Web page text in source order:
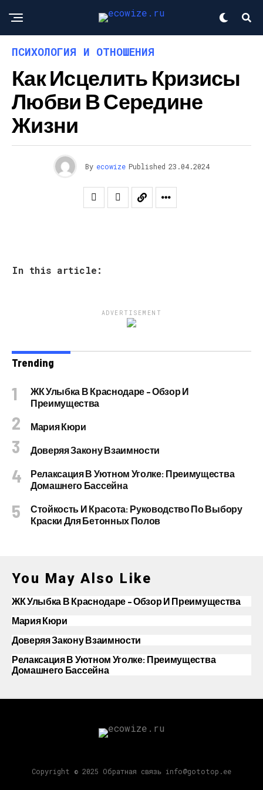
ПСИХОЛОГИЯ И ОТНОШЕНИЯ
Как Исцелить Кризисы
Любви В Середине
Жизни
By ecowize Published 23.04.2024
In this article:
ADVERTISEMENT
Trending
ЖК Улыбка В Краснодаре – Обзор И
Преимущества
Мария Кюри
Доверяя Закону Взаимности
Релаксация В Уютном Уголке: Преимущества
Домашнего Бассейна
Стойкость И Красота: Руководство По Выбору
Краски Для Бетонных Полов
You May Also Like
ЖК Улыбка В Краснодаре – Обзор И Преимущества
Мария Кюри
Доверяя Закону Взаимности
Релаксация В Уютном Уголке: Преимущества
Домашнего Бассейна
Copyright © 2025 Обратная связь info@gototop.ee